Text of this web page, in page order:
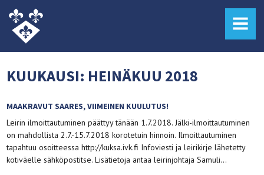
MENU
KUUKAUSI: HEINÄKUU 2018
MAAKRAVUT SAARES, VIIMEINEN KUULUTUS!
Leirin ilmoittautuminen päättyy tänään 1.7.2018. Jälki-ilmoittautuminen
on mahdollista 2.7.-15.7.2018 korotetuin hinnoin. Ilmoittautuminen
tapahtuu osoitteessa http://kuksa.ivk.fi Infoviesti ja leirikirje lähetetty
kotiväelle sähköpostitse. Lisätietoja antaa leirinjohtaja Samuli…